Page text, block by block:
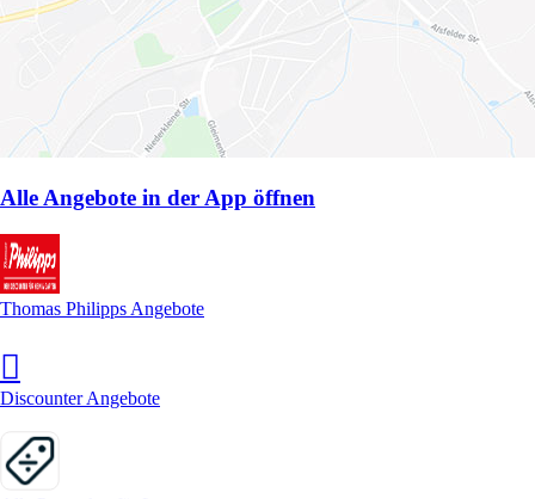
Alle Angebote in der App öffnen
Thomas Philipps Angebote
Discounter Angebote